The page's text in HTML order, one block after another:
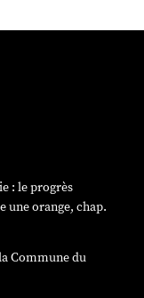
: le progrès
une orange, chap.
Commune du